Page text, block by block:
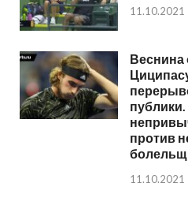
11.10.2021
Веснина
против
11.10.2021